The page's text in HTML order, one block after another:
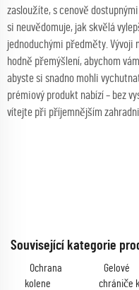
zasloužíte, s cenově
si neuvědomuje, jak skvělá
jednoduchými předměty.
hodně přemýšlení, abychom
abyste si snadno mohli
prémiový produkt nabízí – bez
vítejte při příjemnějším
Související kategorie
Ochrana
kolene
Gelové
chrániče